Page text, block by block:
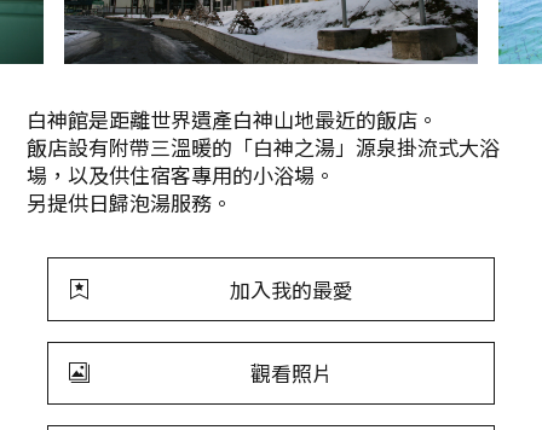
白神館是距離世界遺產白神山地最近的飯店。
飯店設有附帶三溫暖的「白神之湯」源泉掛流式大浴
場，以及供住宿客專用的小浴場。
另提供日歸泡湯服務。
加入我的最愛
觀看照片